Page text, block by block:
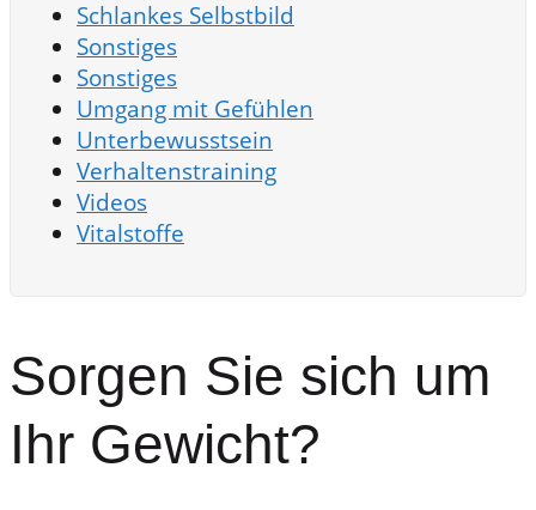
Schlankes Selbstbild
Sonstiges
Sonstiges
Umgang mit Gefühlen
Unterbewusstsein
Verhaltenstraining
Videos
Vitalstoffe
Sorgen Sie sich um
Ihr Gewicht?